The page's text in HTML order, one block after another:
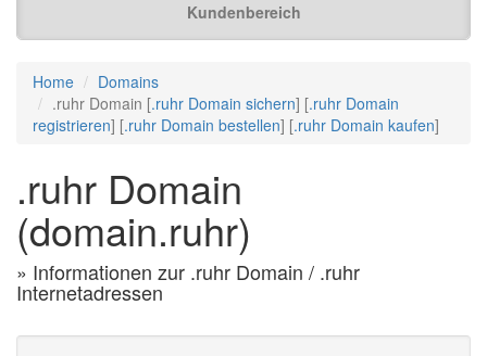
Kundenbereich
Home
Domains
.ruhr Domain [.ruhr Domain sichern] [.ruhr Domain
registrieren] [.ruhr Domain bestellen] [.ruhr Domain kaufen]
.ruhr Domain
(domain.ruhr)
» Informationen zur .ruhr Domain / .ruhr
Internetadressen